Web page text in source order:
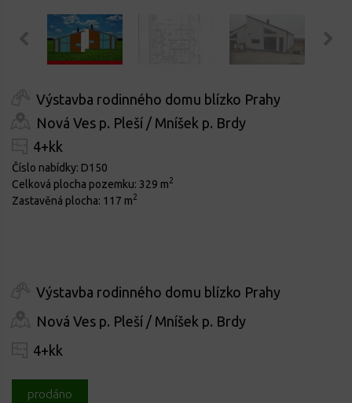
Výstavba rodinného domu blízko Prahy
Nová Ves p. Pleší / Mníšek p. Brdy
4+kk
Číslo nabídky: D150
Celková plocha pozemku: 329 m2
Zastavěná plocha: 117 m2
Výstavba rodinného domu blízko Prahy
Nová Ves p. Pleší / Mníšek p. Brdy
4+kk
prodáno